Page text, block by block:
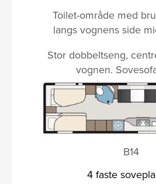
Toilet-område med
langs vognens side
Stor dobbeltseng,
vognen.
B14
4 faste